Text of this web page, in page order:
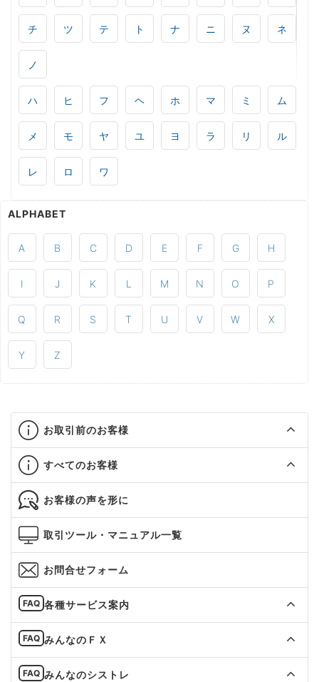
チ ツ テ ト ナ ニ ヌ ネ
ノ
ハ ヒ フ ヘ ホ マ ミ ム
メ モ ヤ ユ ヨ ラ リ ル
レ ロ ワ
ALPHABET
A B C D E F G H
I J K L M N O P
Q R S T U V W X
Y Z
お取引前のお客様
すべてのお客様
お客様の声を形に
取引ツール・マニュアル一覧
お問合せフォーム
各種サービス案内
みんなのＦＸ
みんなのシストレ